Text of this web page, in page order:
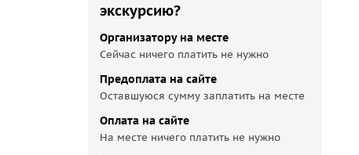
экскурсию?
Организатору на месте
Сейчас ничего платить не нужно
Предоплата на сайте
Оставшуюся сумму заплатить на месте
Оплата на сайте
На месте ничего платить не нужно